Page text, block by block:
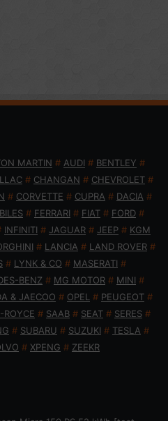
MARTIN # AUDI # BENTLEY #
# CHANGAN # CHEVROLET #
# CORVETTE # CUPRA # DACIA #
# FERRARI # FIAT # FORD #
INFINITI # JAGUAR # JEEP # KGM
# LANCIA # LAND ROVER #
# LYNK & CO # MASERATI #
BENZ # MG MOTOR # MINI #
& JAECOO # OPEL # PEUGEOT #
ROYCE # SAAB # SEAT # SERES #
# SUBARU # SUZUKI # TESLA #
# XPENG # ZEEKR